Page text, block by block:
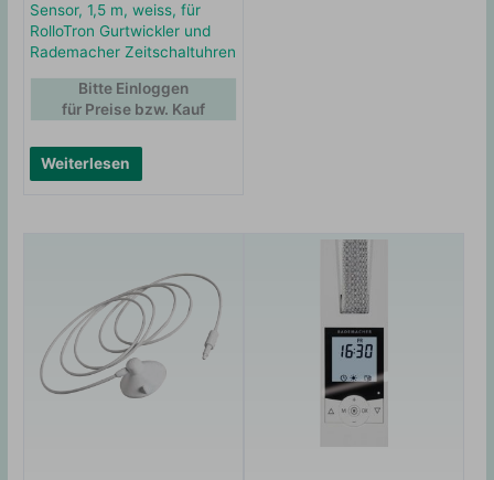
Sensor, 1,5 m, weiss, für
RolloTron Gurtwickler und
Rademacher Zeitschaltuhren
Weiterlesen
Bitte Einloggen
für Preise bzw. Kauf